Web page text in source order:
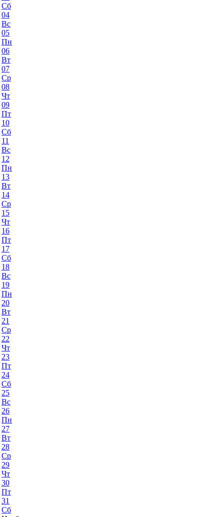
Сб
04
Вс
05
Пн
06
Вт
07
Ср
08
Чт
09
Пт
10
Сб
11
Вс
12
Пн
13
Вт
14
Ср
15
Чт
16
Пт
17
Сб
18
Вс
19
Пн
20
Вт
21
Ср
22
Чт
23
Пт
24
Сб
25
Вс
26
Пн
27
Вт
28
Ср
29
Чт
30
Пт
31
Сб